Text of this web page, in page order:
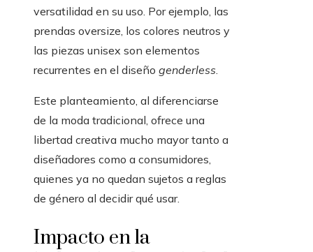
versatilidad en su uso. Por ejemplo, las
prendas oversize, los colores neutros y
las piezas unisex son elementos
recurrentes en el diseño genderless.
Este planteamiento, al diferenciarse
de la moda tradicional, ofrece una
libertad creativa mucho mayor tanto a
diseñadores como a consumidores,
quienes ya no quedan sujetos a reglas
de género al decidir qué usar.
Impacto en la